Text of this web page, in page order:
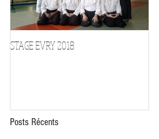
STAGE EVRY 2018
Posts Récents